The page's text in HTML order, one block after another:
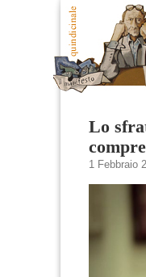
Lo
1 Febbraio